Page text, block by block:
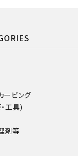
ービング
工具)
剤等